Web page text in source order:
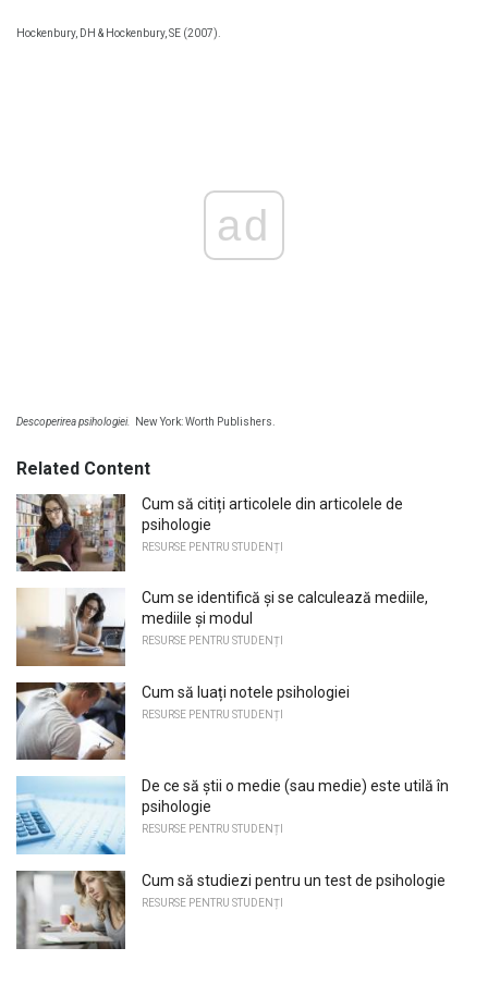
Hockenbury, DH & Hockenbury, SE (2007).
ad
Descoperirea psihologiei. New York: Worth Publishers.
Related Content
Cum să citiți articolele din articolele de
psihologie
RESURSE PENTRU STUDENȚI
Cum se identifică și se calculează mediile,
mediile și modul
RESURSE PENTRU STUDENȚI
Cum să luați notele psihologiei
RESURSE PENTRU STUDENȚI
De ce să știi o medie (sau medie) este utilă în
psihologie
RESURSE PENTRU STUDENȚI
Cum să studiezi pentru un test de psihologie
RESURSE PENTRU STUDENȚI